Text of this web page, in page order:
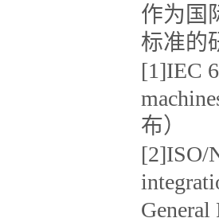
作为国
标准的
[1]IEC
布）
[2]ISO/